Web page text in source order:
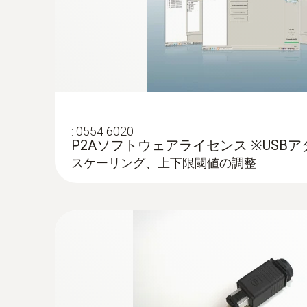
testo 6615 - 圧力下露点用プローブ（
testo 6681 温湿度変換器と接続し微量湿度
度・湿度のモニタリングに使用するケーブ
: 0554 6020
P2Aソフトウェアライセンス ※USBア
スケーリング、上下限閾値の調整